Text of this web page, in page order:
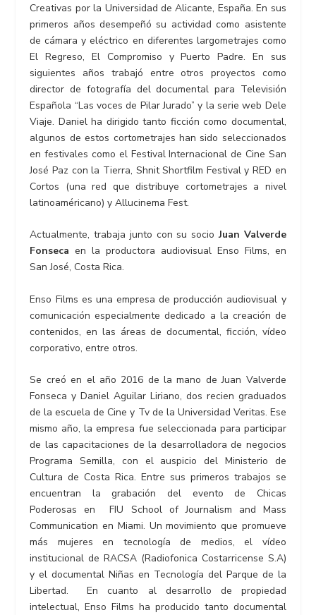
Creativas por la Universidad de Alicante, España. En sus
primeros años desempeñó su actividad como asistente
de cámara y eléctrico en diferentes largometrajes como
El Regreso, El Compromiso y Puerto Padre. En sus
siguientes años trabajó entre otros proyectos como
director de fotografía del documental para Televisión
Española “Las voces de Pilar Jurado” y la serie web Dele
Viaje. Daniel ha dirigido tanto ficción como documental,
algunos de estos cortometrajes han sido seleccionados
en festivales como el Festival Internacional de Cine San
José Paz con la Tierra, Shnit Shortfilm Festival y RED en
Cortos (una red que distribuye cortometrajes a nivel
latinoaméricano) y Allucinema Fest.
Actualmente, trabaja junto con su socioJuan Valverde
Fonseca en la productora audiovisual Enso Films, en
San José, Costa Rica.
Enso Films es una empresa de producción audiovisual y
comunicación especialmente dedicado a la creación de
contenidos, en las áreas de documental, ficción, vídeo
corporativo, entre otros.
Se creó en el año 2016 de la mano de Juan Valverde
Fonseca y Daniel Aguilar Liriano, dos recien graduados
de la escuela de Cine y Tv de la Universidad Veritas. Ese
mismo año, la empresa fue seleccionada para participar
de las capacitaciones de la desarrolladora de negocios
Programa Semilla, con el auspicio del Ministerio de
Cultura de Costa Rica. Entre sus primeros trabajos se
encuentran la grabación del evento de Chicas
Poderosas en FIU School of Journalism and Mass
Communication en Miami. Un movimiento que promueve
más mujeres en tecnología de medios, el vídeo
institucional de RACSA (Radiofonica Costarricense S.A)
y el documental Niñas en Tecnología del Parque de la
Libertad. En cuanto al desarrollo de propiedad
intelectual, Enso Films ha producido tanto documental